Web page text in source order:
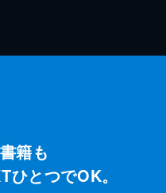
籍も
ひとつでOK。